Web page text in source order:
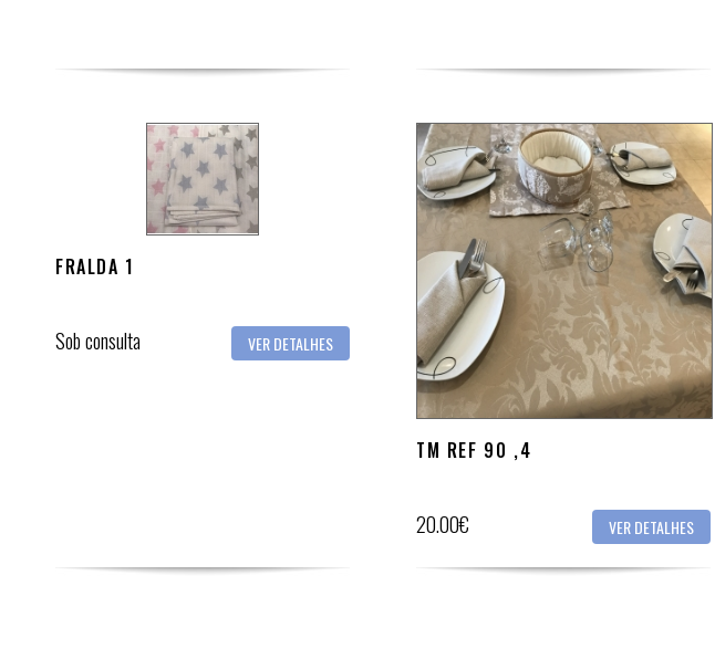
FRALDA 1
Sob consulta VER DETALHES
TM REF 90 ,4
20.00€ VER DETALHES